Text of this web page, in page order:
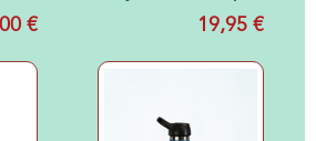
€ 19,95 €